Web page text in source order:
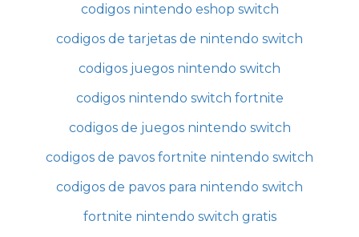
codigos nintendo eshop switch
codigos de tarjetas de nintendo switch
codigos juegos nintendo switch
codigos nintendo switch fortnite
codigos de juegos nintendo switch
codigos de pavos fortnite nintendo switch
codigos de pavos para nintendo switch
fortnite nintendo switch gratis